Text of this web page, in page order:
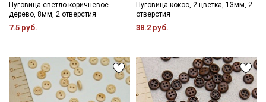
Пуговица светло-коричневое
дерево, 8мм, 2 отверстия
7.5 руб.
Пуговица кокос, 2 цветка, 13мм, 2
отверстия
38.2 руб.